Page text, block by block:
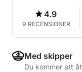
4.9
9 RECENSIONER
Med skipper
Du kommer att